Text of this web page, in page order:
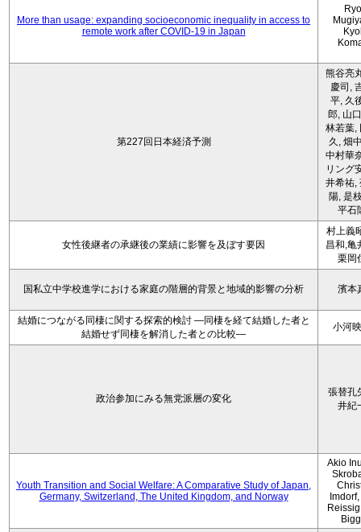
More than usage: expanding socioeconomic inequality in access to
remote work after COVID-19 in Japan
第227回日本経済予測
熊谷亮
慶司,
平, 久
郎, 山
林若葉,
久, 畑
中村華
リング
井希祐,
陽, 是
平石
女性後継者の承継後の業績に影響を及ぼす要因
村上義
昌和,亀
栗岡
国私立中学校進学における家庭の階層的背景と地域的影響の分析 濱本
結婚につながる同棲に関する探索的検討 ―同棲を経て結婚した者と
結婚せず同棲を解消した者との比較―
小河
政治参加にみる無党派層の変化
張替孔
井紀
Youth Transition and Social Welfare: A Comparative Study of Japan,
Germany, Switzerland, The United Kingdom, and Norway
Akio